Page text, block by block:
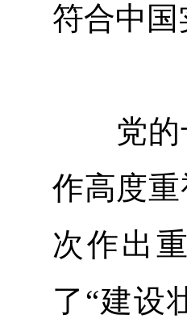
符合中
党的十
作高度
次作出
了“建设